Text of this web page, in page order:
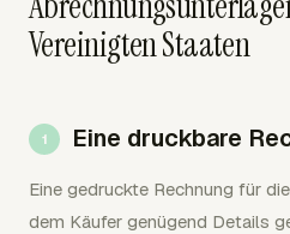
Vereinigten Staaten
Eine druckbare
Eine gedruckte Rechnung für
dem Käufer genügend Details